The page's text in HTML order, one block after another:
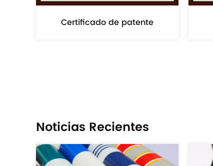
Certificado de patente
Noticias Recientes